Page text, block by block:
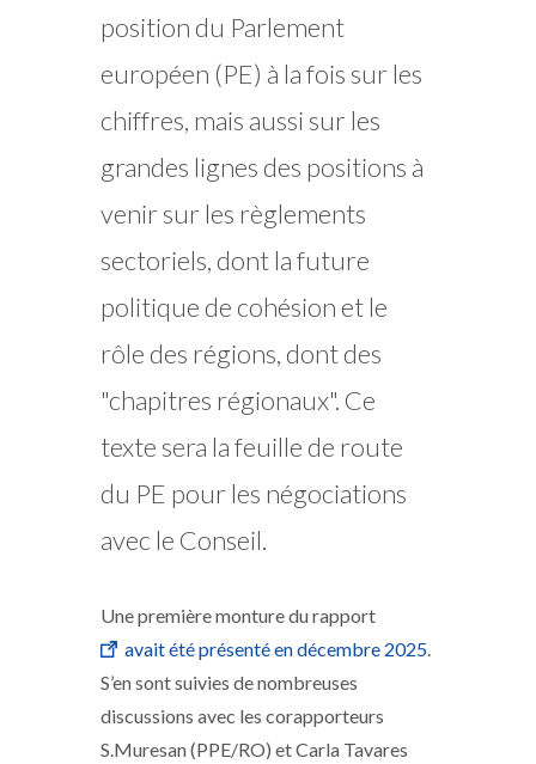
position du Parlement
européen (PE) à la fois sur les
chiffres, mais aussi sur les
grandes lignes des positions à
venir sur les règlements
sectoriels, dont la future
politique de cohésion et le
rôle des régions, dont des
"chapitres régionaux". Ce
texte sera la feuille de route
du PE pour les négociations
avec le Conseil.
Une première monture du rapport
avait été présenté en décembre 2025
S’en sont suivies de nombreuses
discussions avec les corapporteurs
S.Muresan (PPE/RO) et Carla Tavares